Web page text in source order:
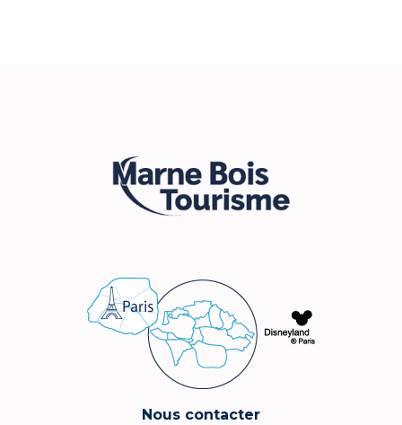
Nous contacter